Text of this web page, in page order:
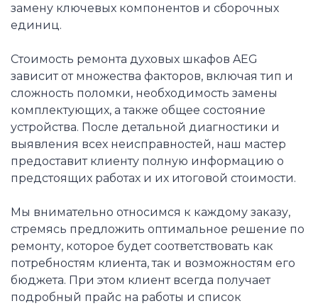
замену ключевых компонентов и сборочных
единиц.
Стоимость ремонта духовых шкафов AEG
зависит от множества факторов, включая тип и
сложность поломки, необходимость замены
комплектующих, а также общее состояние
устройства. После детальной диагностики и
выявления всех неисправностей, наш мастер
предоставит клиенту полную информацию о
предстоящих работах и их итоговой стоимости.
Мы внимательно относимся к каждому заказу,
стремясь предложить оптимальное решение по
ремонту, которое будет соответствовать как
потребностям клиента, так и возможностям его
бюджета. При этом клиент всегда получает
подробный прайс на работы и список